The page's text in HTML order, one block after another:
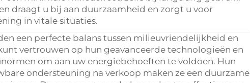
draagt u bij aan duurzaamheid en zorgt u voor
in vitale situaties.
een perfecte balans tussen milieuvriendelijkheid en
vertrouwen op hun geavanceerde technologieën en
om aan uw energiebehoeften te voldoen. Hun
ondersteuning na verkoop maken ze een duurzame